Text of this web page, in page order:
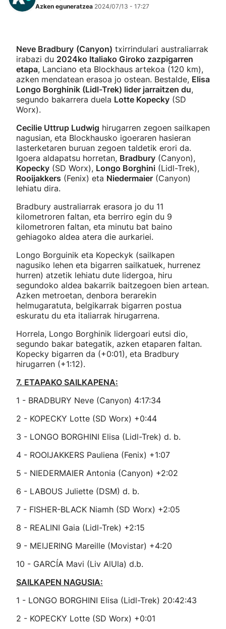
Azken eguneratzea 2024/07/13 - 17:27
Neve Bradbury (Canyon) txirrindulari australiarrak
irabazi du 2024ko Italiako Giroko zazpigarren
etapa, Lanciano eta Blockhaus artekoa (120 km),
azken mendatean erasoa jo ostean. Bestalde, Elisa
Longo Borghinik (Lidl-Trek) lider jarraitzen du,
segundo bakarrera duela Lotte Kopecky (SD
Worx).
Cecilie Uttrup Ludwig hirugarren zegoen sailkapen
nagusian, eta Blockhausko igoeraren hasieran
lasterketaren buruan zegoen taldetik erori da.
Igoera aldapatsu horretan, Bradbury (Canyon),
Kopecky (SD Worx), Longo Borghini (Lidl-Trek),
Rooijakkers (Fenix) eta Niedermaier (Canyon)
lehiatu dira.
Bradbury australiarrak erasora jo du 11
kilometroren faltan, eta berriro egin du 9
kilometroren faltan, eta minutu bat baino
gehiagoko aldea atera die aurkariei.
Longo Borguinik eta Kopeckyk (sailkapen
nagusiko lehen eta bigarren sailkatuek, hurrenez
hurren) atzetik lehiatu dute lidergoa, hiru
segundoko aldea bakarrik baitzegoen bien artean.
Azken metroetan, denbora berarekin
helmugaratuta, belgikarrak bigarren postua
eskuratu du eta italiarrak hirugarrena.
Horrela, Longo Borghinik lidergoari eutsi dio,
segundo bakar bategatik, azken etaparen faltan.
Kopecky bigarren da (+0:01), eta Bradbury
hirugarren (+1:12).
7. ETAPAKO SAILKAPENA:
1 - BRADBURY Neve (Canyon) 4:17:34
2 - KOPECKY Lotte (SD Worx) +0:44
3 - LONGO BORGHINI Elisa (Lidl-Trek) d. b.
4 - ROOIJAKKERS Pauliena (Fenix) +1:07
5 - NIEDERMAIER Antonia (Canyon) +2:02
6 - LABOUS Juliette (DSM) d. b.
7 - FISHER-BLACK Niamh (SD Worx) +2:05
8 - REALINI Gaia (Lidl-Trek) +2:15
9 - MEIJERING Mareille (Movistar) +4:20
10 - GARCÍA Mavi (Liv AlUla) d.b.
SAILKAPEN NAGUSIA:
1 - LONGO BORGHINI Elisa (Lidl-Trek) 20:42:43
2 - KOPECKY Lotte (SD Worx) +0:01